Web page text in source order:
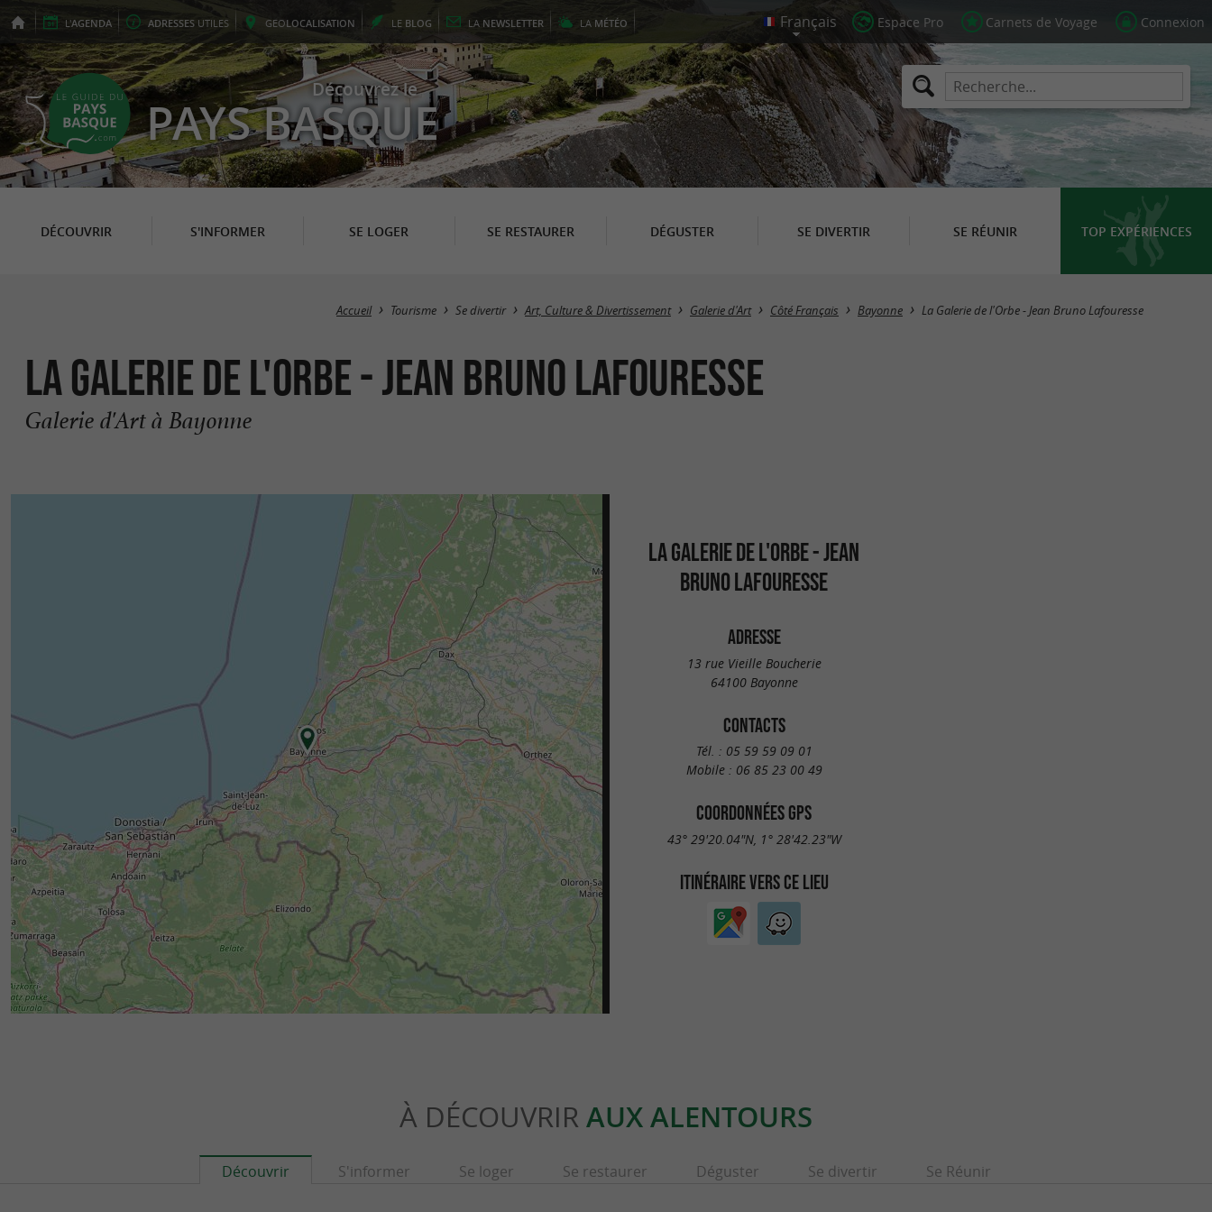
L'AGENDA ADRESSES UTILES GEOLOCALISATION LE BLOG LA NEWSLETTER LA MÉTÉO Espace Pro Carnets de Voyage Connexion
Découvrez le
PAYS BASQUE
DÉCOUVRIR S'INFORMER SE LOGER SE RESTAURER DÉGUSTER SE DIVERTIR SE RÉUNIR TOP EXPÉRIENCES
Accueil Tourisme Se divertir Art, Culture & Divertissement Galerie d'Art Côté Français Bayonne La Galerie de l'Orbe - Jean Bruno Lafouresse
La Galerie de l'Orbe - Jean Bruno Lafouresse
Galerie d'Art à Bayonne
LA GALERIE DE L'ORBE - JEAN
BRUNO LAFOURESSE
ADRESSE
13 rue Vieille Boucherie
64100 Bayonne
CONTACTS
Tél. : 05 59 59 09 01
Mobile : 06 85 23 00 49
COORDONNÉES GPS
43° 29'20.04"N, 1° 28'42.23"W
ITINÉRAIRE VERS CE LIEU
À DÉCOUVRIR AUX ALENTOURS
Découvrir S'informer Se loger Se restaurer Déguster Se divertir Se Réunir